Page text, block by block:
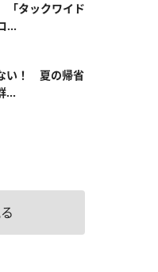
タックワイド
...
い！ 夏の帰省
...